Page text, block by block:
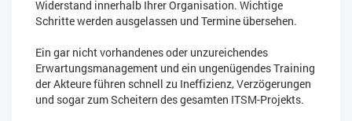
Widerstand innerhalb Ihrer Organisation. Wichtige
Schritte werden ausgelassen und Termine übersehen.
Ein gar nicht vorhandenes oder unzureichendes
Erwartungsmanagement und ein ungenügendes Training
der Akteure führen schnell zu Ineffizienz, Verzögerungen
und sogar zum Scheitern des gesamten ITSM-Projekts.